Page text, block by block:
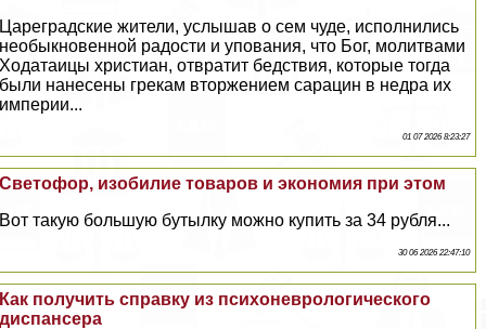
Цареградские жители, услышав о сем чуде, исполнились
необыкновенной радости и упования, что Бог, молитвами
Ходатаицы христиан, отвратит бедствия, которые тогда
были нанесены грекам вторжением сарацин в недра их
империи...
01 07 2026 8:23:27
Светофор, изобилие товаров и экономия при этом
Вот такую большую бутылку можно купить за 34 рубля...
30 06 2026 22:47:10
Как получить справку из психоневрологического
диспансера